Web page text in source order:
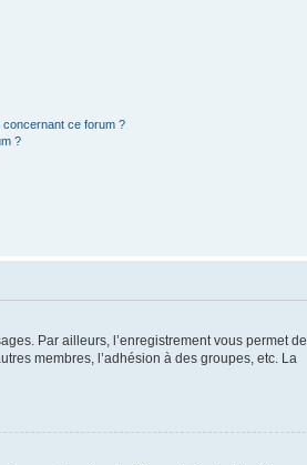
ce forum ?
?
Par ailleurs, l’enregistrement vous permet de
membres, l’adhésion à des groupes, etc. La